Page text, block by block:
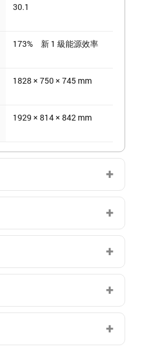
30.1
173% 新 1 級能源效率
1828 × 750 × 745 mm
1929 × 814 × 842 mm